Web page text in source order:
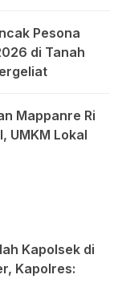
Pesona
di Tanah
Mappanre Ri
UMKM Lokal
Kapolsek di
Kapolres: